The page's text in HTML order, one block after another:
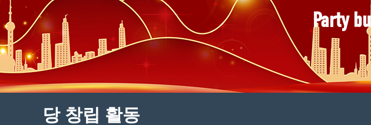
Party
당 창립 활동